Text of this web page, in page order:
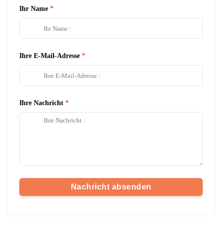
Ihr Name
Ihre E-Mail-Adresse
Ihre Nachricht
Nachricht absenden